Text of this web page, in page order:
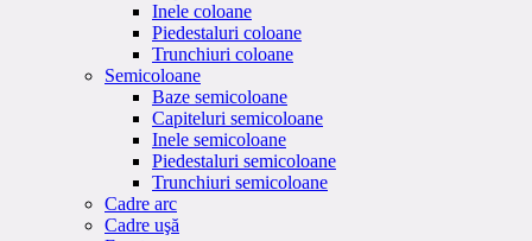
Inele coloane
Piedestaluri coloane
Trunchiuri coloane
Semicoloane
Baze semicoloane
Capiteluri semicoloane
Inele semicoloane
Piedestaluri semicoloane
Trunchiuri semicoloane
Cadre arc
Cadre uşă